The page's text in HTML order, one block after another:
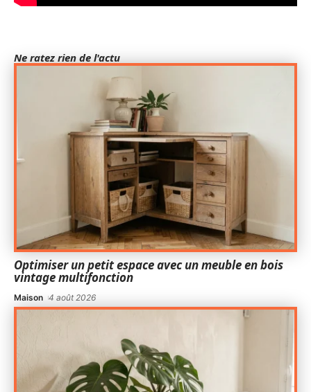
Ne ratez rien de l'actu
Optimiser un petit espace avec un meuble en bois
vintage multifonction
Maison 4 août 2026